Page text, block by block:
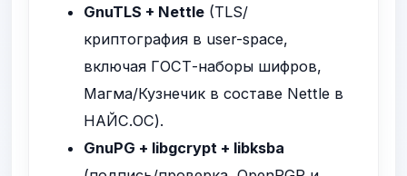
GnuTLS + Nettle (TLS/
криптография в user-space,
включая ГОСТ-наборы шифров,
Магма/Кузнечик в составе Nettle в
НАЙС.ОС).
GnuPG + libgcrypt + libksba